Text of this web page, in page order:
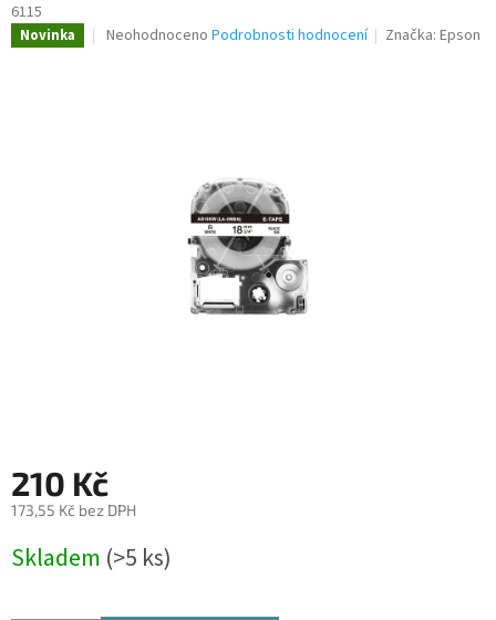
6115
Novinka
Průměrné
Neohodnoceno Podrobnosti hodnocení Značka:Epson
210 Kč
173,55 Kč bez DPH
cena:
Skladem (>5 ks)